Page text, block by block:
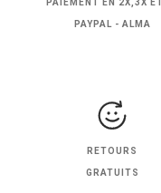
PAIEMENT EN 2X,3X
PAYPAL - ALMA
RETOURS
GRATUITS